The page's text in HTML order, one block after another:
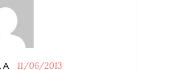
11/06/2013